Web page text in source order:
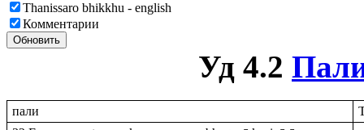
Thanissaro bhikkhu - english
Комментарии
Обновить
Уд 4.2
пали